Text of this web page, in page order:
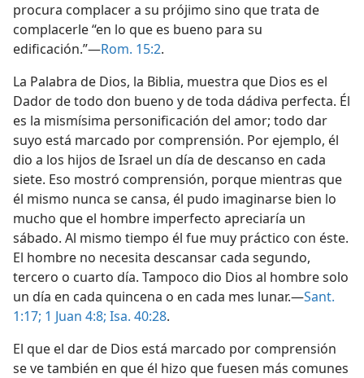
procura complacer a su prójimo sino que trata de
complacerle “en lo que es bueno para su
edificación.”—Rom. 15:2.
La Palabra de Dios, la Biblia, muestra que Dios es el
Dador de todo don bueno y de toda dádiva perfecta. Él
es la mismísima personificación del amor; todo dar
suyo está marcado por comprensión. Por ejemplo, él
dio a los hijos de Israel un día de descanso en cada
siete. Eso mostró comprensión, porque mientras que
él mismo nunca se cansa, él pudo imaginarse bien lo
mucho que el hombre imperfecto apreciaría un
sábado. Al mismo tiempo él fue muy práctico con éste.
El hombre no necesita descansar cada segundo,
tercero o cuarto día. Tampoco dio Dios al hombre solo
un día en cada quincena o en cada mes lunar.—Sant.
1:17; 1 Juan 4:8; Isa. 40:28.
El que el dar de Dios está marcado por comprensión
se ve también en que él hizo que fuesen más comunes